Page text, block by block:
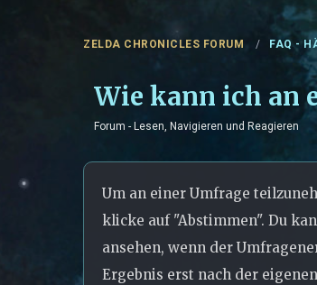
ZELDA CHRONICLES FORUM FAQ -
Wie kann ich an
Forum - Lesen, Navigieren und Reagieren
Um an einer Umfrage
klicke auf "Abstimmen". Du
ansehen, wenn der
Ergebnis erst nach der